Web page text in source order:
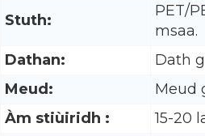
Stuth:
PET/
msaa.
Dathan:
Dath
Meud:
Meud
Àm stiùiridh :
15-20